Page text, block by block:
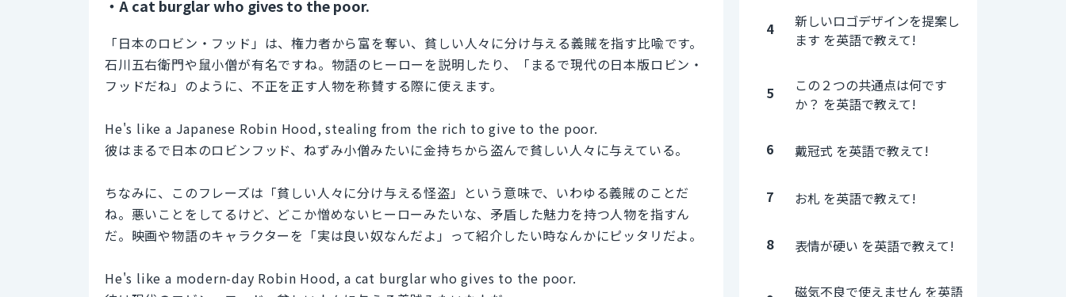
・A cat burglar who gives to the poor.
「日本のロビン・フッド」は、権力者から富を奪い、貧しい人々に分け与える義賊を指す比喩です。
石川五右衛門や鼠小僧が有名ですね。物語のヒーローを説明したり、「まるで現代の日本版ロビン・
フッドだね」のように、不正を正す人物を称賛する際に使えます。
He's like a Japanese Robin Hood, stealing from the rich to give to the poor.
彼はまるで日本のロビンフッド、ねずみ小僧みたいに金持ちから盗んで貧しい人々に与えている。
ちなみに、このフレーズは「貧しい人々に分け与える怪盗」という意味で、いわゆる義賊のことだ
ね。悪いことをしてるけど、どこか憎めないヒーローみたいな、矛盾した魅力を持つ人物を指すん
だ。映画や物語のキャラクターを「実は良い奴なんだよ」って紹介したい時なんかにピッタリだよ。
He's like a modern-day Robin Hood, a cat burglar who gives to the poor.
4
新しいロゴデザインを提案し
ます を英語で教えて!
5
この２つの共通点は何です
か？ を英語で教えて!
6 戴冠式 を英語で教えて!
7 お札 を英語で教えて!
8 表情が硬い を英語で教えて!
磁気不良で使えません を英語